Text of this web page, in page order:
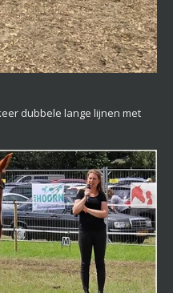
dubbele lange lijnen met